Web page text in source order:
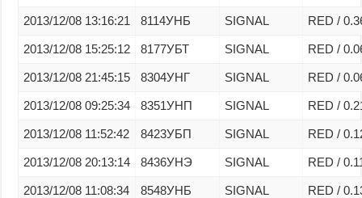
2013/12/08 13:16:21 8114УНБ SIGNAL RED /
2013/12/08 15:25:12 8177УБТ SIGNAL RED /
2013/12/08 21:45:15 8304УНГ SIGNAL RED /
2013/12/08 09:25:34 8351УНП SIGNAL RED /
2013/12/08 11:52:42 8423УБП SIGNAL RED /
2013/12/08 20:13:14 8436УНЭ SIGNAL RED /
2013/12/08 11:08:34 8548УНБ SIGNAL RED /